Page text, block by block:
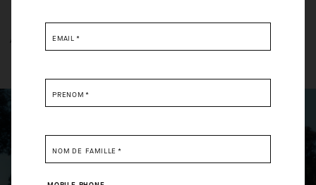
APERÇU DE LA TECHNOLOGIE
DÉTAILS DE FABRICATION
SELECT YOUR COUNTRY
EMAIL *
PRÉNOM *
NOM DE FAMILLE *